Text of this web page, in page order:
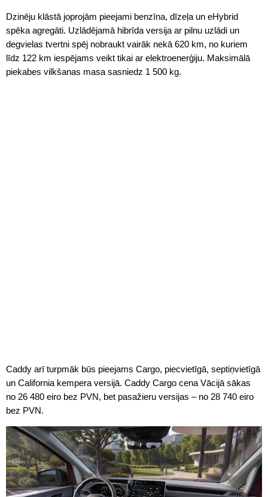
Dzinēju klāstā joprojām pieejami benzīna, dīzeļa un eHybrid
spēka agregāti. Uzlādējamā hibrīda versija ar pilnu uzlādi un
degvielas tvertni spēj nobraukt vairāk nekā 620 km, no kuriem
līdz 122 km iespējams veikt tikai ar elektroenerģiju. Maksimālā
piekabes vilkšanas masa sasniedz 1 500 kg.
Caddy arī turpmāk būs pieejams Cargo, piecvietīgā, septiņvietīgā
un California kempera versijā. Caddy Cargo cena Vācijā sākas
no 26 480 eiro bez PVN, bet pasažieru versijas – no 28 740 eiro
bez PVN.